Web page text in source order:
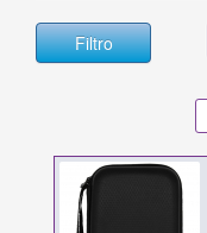
Filtro